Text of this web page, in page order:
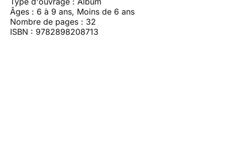
Âges : 6 à 9 ans, Moins de 6 ans
Nombre de pages : 32
ISBN : 9782898208713